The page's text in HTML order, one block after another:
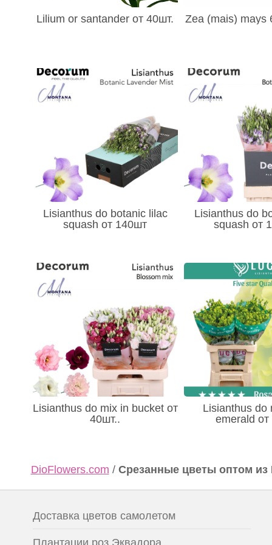
- Стрелитция (Srelitzia) 5
- Трахелиум (Trachelium) 5
- Фрезия (Freziya) 41
- Целозия (Celosia) 11
- Эпифиллум (Oxypetalum) 6
- Эремурус (Eremurus) 5
Lilium or santander от 40шт. Zea (mais) mays
Lisianthus do botanic lilac
squash от 140шт
Lisianthus do
squash от
Lisianthus do mix in bucket от
40шт..
Lisianthus do
emerald
DioFlowers.com / Срезанные цветы оптом из
Доставка цветов самолетом
Плантации роз Эквадора